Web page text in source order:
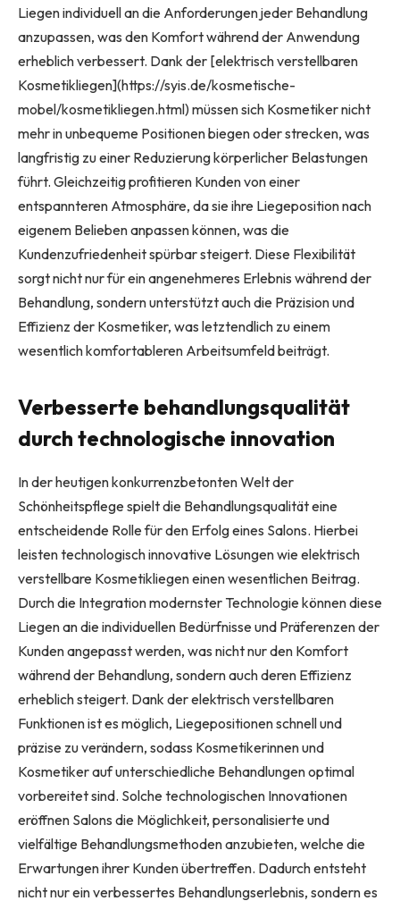
Liegen individuell an die Anforderungen jeder Behandlung
anzupassen, was den Komfort während der Anwendung
erheblich verbessert. Dank der [elektrisch verstellbaren
Kosmetikliegen](https://syis.de/kosmetische-
mobel/kosmetikliegen.html) müssen sich Kosmetiker nicht
mehr in unbequeme Positionen biegen oder strecken, was
langfristig zu einer Reduzierung körperlicher Belastungen
führt. Gleichzeitig profitieren Kunden von einer
entspannteren Atmosphäre, da sie ihre Liegeposition nach
eigenem Belieben anpassen können, was die
Kundenzufriedenheit spürbar steigert. Diese Flexibilität
sorgt nicht nur für ein angenehmeres Erlebnis während der
Behandlung, sondern unterstützt auch die Präzision und
Effizienz der Kosmetiker, was letztendlich zu einem
wesentlich komfortableren Arbeitsumfeld beiträgt.
Verbesserte behandlungsqualität
durch technologische innovation
In der heutigen konkurrenzbetonten Welt der
Schönheitspflege spielt die Behandlungsqualität eine
entscheidende Rolle für den Erfolg eines Salons. Hierbei
leisten technologisch innovative Lösungen wie elektrisch
verstellbare Kosmetikliegen einen wesentlichen Beitrag.
Durch die Integration modernster Technologie können diese
Liegen an die individuellen Bedürfnisse und Präferenzen der
Kunden angepasst werden, was nicht nur den Komfort
während der Behandlung, sondern auch deren Effizienz
erheblich steigert. Dank der elektrisch verstellbaren
Funktionen ist es möglich, Liegepositionen schnell und
präzise zu verändern, sodass Kosmetikerinnen und
Kosmetiker auf unterschiedliche Behandlungen optimal
vorbereitet sind. Solche technologischen Innovationen
eröffnen Salons die Möglichkeit, personalisierte und
vielfältige Behandlungsmethoden anzubieten, welche die
Erwartungen ihrer Kunden übertreffen. Dadurch entsteht
nicht nur ein verbessertes Behandlungserlebnis, sondern es